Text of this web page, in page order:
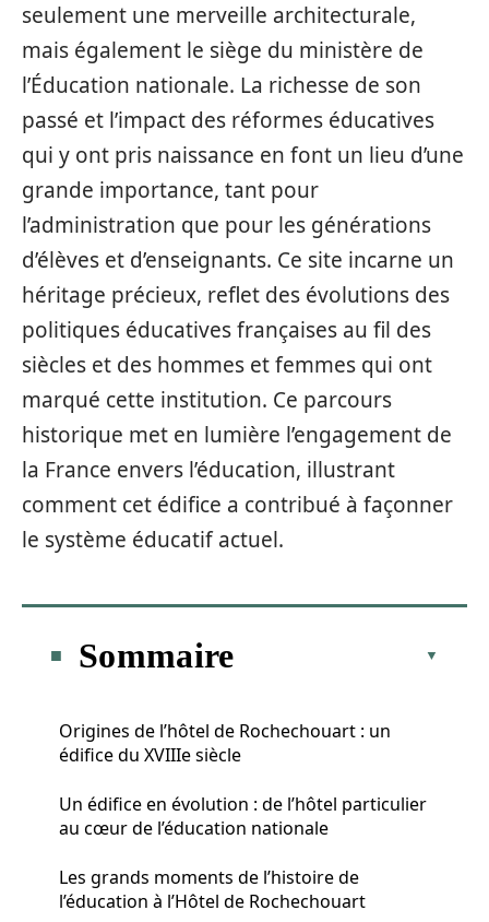
seulement une merveille architecturale,
mais également le siège du ministère de
l’Éducation nationale. La richesse de son
passé et l’impact des réformes éducatives
qui y ont pris naissance en font un lieu d’une
grande importance, tant pour
l’administration que pour les générations
d’élèves et d’enseignants. Ce site incarne un
héritage précieux, reflet des évolutions des
politiques éducatives françaises au fil des
siècles et des hommes et femmes qui ont
marqué cette institution. Ce parcours
historique met en lumière l’engagement de
la France envers l’éducation, illustrant
comment cet édifice a contribué à façonner
le système éducatif actuel.
Sommaire
Origines de l’hôtel de Rochechouart : un
édifice du XVIIIe siècle
Un édifice en évolution : de l’hôtel particulier
au cœur de l’éducation nationale
Les grands moments de l’histoire de
l’éducation à l’Hôtel de Rochechouart